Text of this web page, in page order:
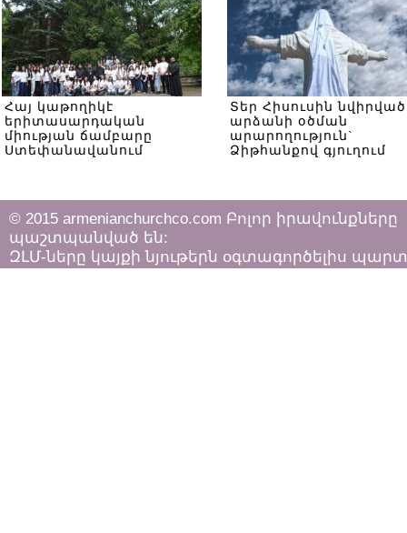
Հայ կաթողիկէ
երիտասարդական
միության ճամբարը
Ստեփանավանում
Տեր Հիսուսին նվիրված
արձանի օծման
արարողություն`
Ձիթհանքով գյուղում
© 2015 armenianchurchco.com Բոլոր իրավունքները
պաշտպանված են:
ԶԼՄ-ները կայքի նյութերն օգտագործելիս